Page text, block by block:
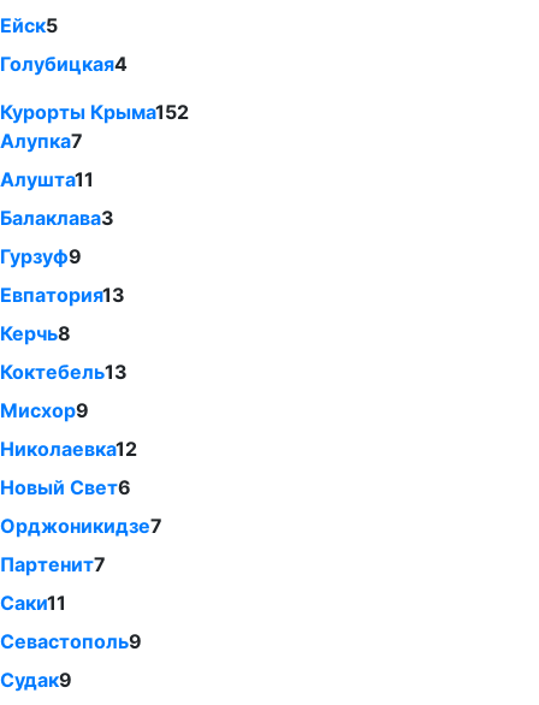
Ейск5
Голубицкая4
Курорты Крыма152
Алупка7
Алушта11
Балаклава3
Гурзуф9
Евпатория13
Керчь8
Коктебель13
Мисхор9
Николаевка12
Новый Свет6
Орджоникидзе7
Партенит7
Саки11
Севастополь9
Судак9